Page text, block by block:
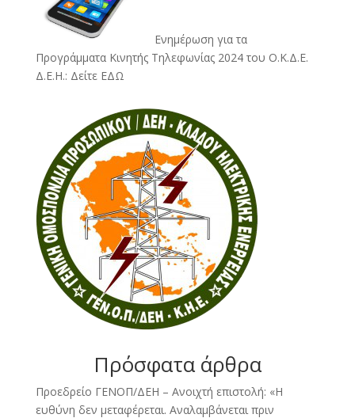
Ενημέρωση για τα
Προγράμματα Κινητής Τηλεφωνίας 2024 του Ο.Κ.Δ.Ε.
Δ.Ε.Η.: Δείτε ΕΔΩ
Πρόσφατα άρθρα
Προεδρείο ΓΕΝΟΠ/ΔΕΗ – Ανοιχτή επιστολή: «Η
ευθύνη δεν μεταφέρεται. Αναλαμβάνεται πριν